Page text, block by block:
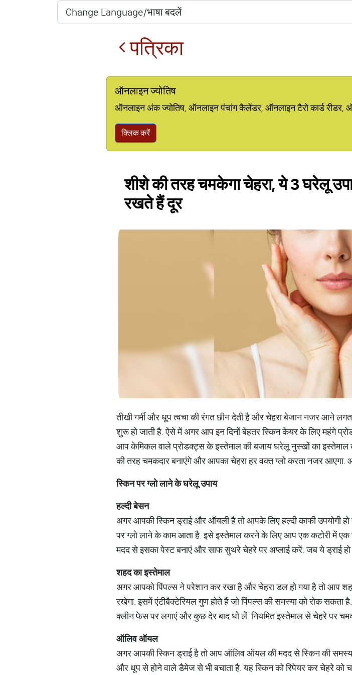
पत्रिका
ऑनलाइन ज्योतिष
ऑनलाइन अंक ज्योतिष, ऑनलाइन पंचांग कैलेंडर, ऑनलाइन टैरो कार्ड रीडर,
क्लिक करें
शीशे की तरह चमकेगा चेहरा, ये 3 घरेलू
रखते हैं दूर
तीखी गर्मी और धूप त्‍वचा की रंगत छीन देती है और चेहरा बेजान नजर आने
शुरू हो जाती है. ऐसे में अगर आप इन दिनों बेहतर स्किन केयर के लिए महंगे
आप केमिकल वाले प्रोडक्‍ट्स के इस्‍तेमाल की बजाय घरेलू नुस्‍खों का इस्‍तेमाल
की तरह चमकदार बनाएंगे और आपका चेहरा हर वक्‍त ग्‍लो करता नजर
स्किनपरग्लोलानेकेघरेलूउपाय
हल्दीबेसन
अगर आपकी स्किन ड्राई और ऑयली है तो आपके लिए हल्‍दी काफी उपयोगी
पर ग्‍लो लाने के काम आता है. इसे इस्‍तेमाल करने के लिए आप एक कटोरी में
मदद से इसका पेस्‍ट बनाएं और साफ सुथरे चेहरे पर अप्‍लाई करें. जब ये ड्राई
शहदकाइस्तेमाल
अगर आपको पिंपल्‍स ने परेशान कर रखा है और चेहरा डल हो गया है तो आप
रखेगा. इसमें एंटीबैक्‍टेरियल गुण होते हैं जो पिंपल्‍स की समस्‍या को रोक
क्‍लीन फेस पर लगाएं और कुछ देर बाद धो लें. नियमित इस्‍तेमाल से चेहरे पर
ऑलिवऑयल
अगर आपकी स्किन ड्राई है तो आप ऑलिव ऑयल की मदद से स्किन की
और धूप से होने वाले डैमेज से भी बचाता है. यह स्किन को रिपेयर कर चेहरे